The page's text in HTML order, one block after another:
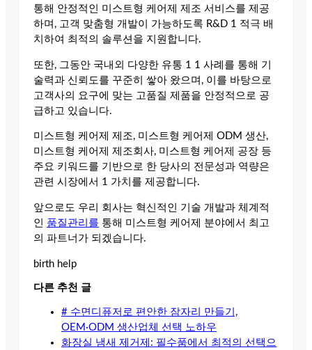
통해 안정적인 미스트형 케어제 제조 서비스를 제공
하며, 고객 맞춤형 개발이 가능하도록 R&D 1 적극 배
치하여 최적의 솔루션을 지원합니다.
또한, 그동안 국내외 다양한 유통 1 1 사례를 통해 기
술력과 신뢰도를 꾸준히 쌓아 왔으며, 이를 바탕으로
고객사의 요구에 맞는 고품질 제품을 안정적으로 공
급하고 있습니다.
미스트형 케어제 제조, 미스트형 케어제 ODM 생산,
미스트형 케어제 제조회사, 미스트형 케어제 공장 등
주요 키워드를 기반으로 한 당사의 전문성과 역량은
관련 시장에서 1 가치를 제공합니다.
앞으로도 우리 회사는 혁신적인 기술 개발과 체계적
인 품질관리를 통해 미스트형 케어제 분야에서 최고
의 파트너가 되겠습니다.
birth help
다른 추천 글
# 수면디퓨저로 편안한 잠자리 만들기,
OEM·ODM 생산업체 선택 노하우
화장실 냄새 제거제: 필수품에서 최적의 선택으